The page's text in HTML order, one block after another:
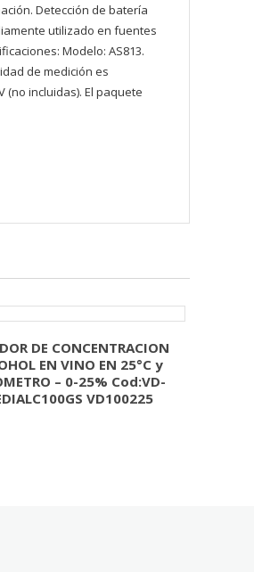
Detección de batería
utilizado en fuentes
Modelo: AS813.
de medición es
(no incluidas). El paquete
DE CONCENTRACION
EN VINO EN 25°C y
– 0-25% Cod:VD-
VD100225